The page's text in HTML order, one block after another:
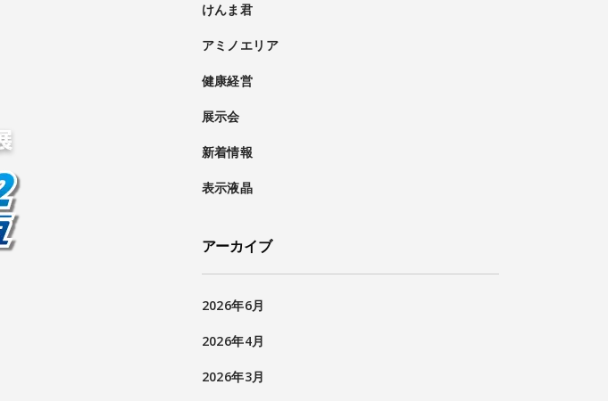
けんま君
アミノエリア
健康経営
展示会
新着情報
表示液晶
アーカイブ
2026年6月
2026年4月
2026年3月